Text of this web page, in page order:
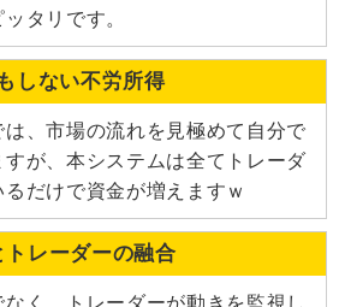
タリです。
しない不労所得
、市場の流れを見極めて自分で
が、本システムは全てトレーダ
だけで資金が増えますｗ
トレーダーの融合
く、トレーダーが動きを監視し